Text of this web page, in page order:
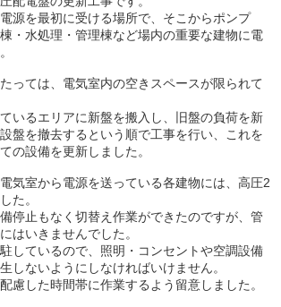
源を最初に受ける場所で、そこからポンプ
・水処理・管理棟など場内の重要な建物に電
っては、電気室内の空きスペースが限られて
いるエリアに新盤を搬入し、旧盤の負荷を新
盤を撤去するという順で工事を行い、これを
の設備を更新しました。
気室から電源を送っている各建物には、高圧2
た。
停止もなく切替え作業ができたのですが、管
はいきませんでした。
しているので、照明・コンセントや空調設備
しないようにしなければいけません。
慮した時間帯に作業するよう留意しました。